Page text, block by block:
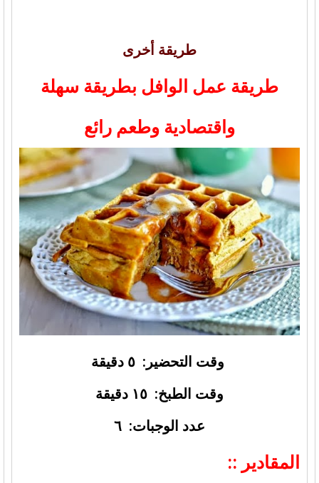
طريقة أخرى
طريقة عمل الوافل بطريقة سهلة
واقتصادية وطعم رائع
وقت التحضير: ٥ دقيقة
وقت الطبخ: ١٥ دقيقة
عدد الوجبات: ٦
المقادير ::